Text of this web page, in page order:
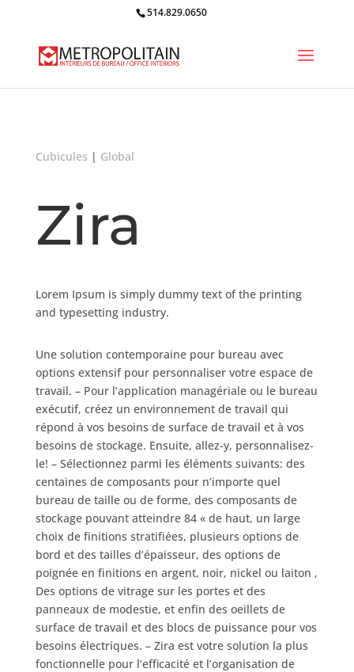
514.829.0650
Cubicules | Global
Zira
Lorem Ipsum is simply dummy text of the printing
and typesetting industry.
Une solution contemporaine pour bureau avec
options extensif pour personnaliser votre espace de
travail. – Pour l’application managériale ou le bureau
exécutif, créez un environnement de travail qui
répond à vos besoins de surface de travail et à vos
besoins de stockage. Ensuite, allez-y, personnalisez-
le! – Sélectionnez parmi les éléments suivants: des
centaines de composants pour n’importe quel
bureau de taille ou de forme, des composants de
stockage pouvant atteindre 84 « de haut, un large
choix de finitions stratifiées, plusieurs options de
bord et des tailles d’épaisseur, des options de
poignée en finitions en argent, noir, nickel ou laiton ,
Des options de vitrage sur les portes et des
panneaux de modestie, et enfin des oeillets de
surface de travail et des blocs de puissance pour vos
besoins électriques. – Zira est votre solution la plus
fonctionnelle pour l’efficacité et l’organisation de